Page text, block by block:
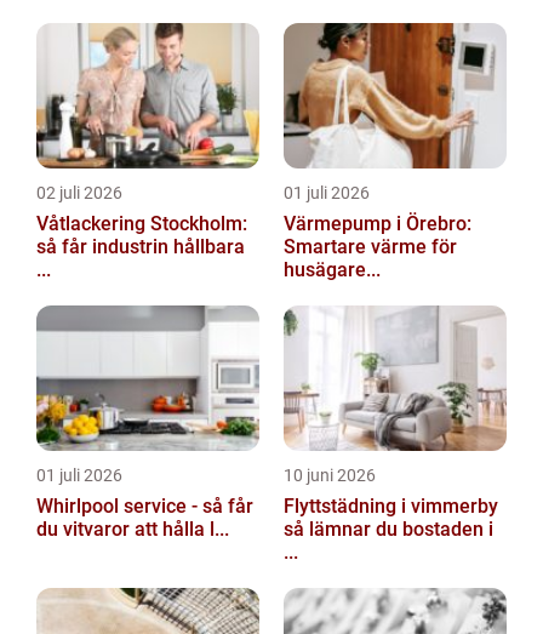
02 juli 2026
Våtlackering Stockholm:
så får industrin hållbara
...
01 juli 2026
Värmepump i Örebro:
Smartare värme för
husägare...
01 juli 2026
Whirlpool service - så får
du vitvaror att hålla l...
10 juni 2026
Flyttstädning i vimmerby
så lämnar du bostaden i
...